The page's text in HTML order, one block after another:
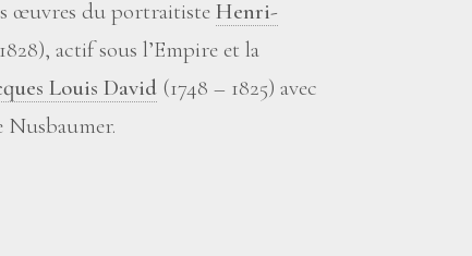
œuvres du portraitisteHenri-
actif sous l’Empire et la
Louis David (1748 – 1825) avec